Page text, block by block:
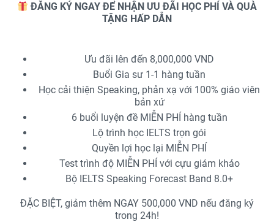
ĐĂNG KÝ NGAY ĐỂ NHẬN ƯU ĐÃI HỌC PHÍ VÀ QUÀ
TẶNG HẤP DẪN
Ưu đãi lên đến 8,000,000 VND
Buổi Gia sư 1-1 hàng tuần
Học cải thiện Speaking, phản xạ với 100% giáo viên
bản xứ
6 buổi luyện đề MIỄN PHÍ hàng tuần
Lộ trình học IELTS trọn gói
Quyền lợi học lại MIỄN PHÍ
Test trình độ MIỄN PHÍ với cựu giám khảo
Bộ IELTS Speaking Forecast Band 8.0+
ĐẶC BIỆT, giảm thêm NGAY 500,000 VND nếu đăng ký
trong 24h!